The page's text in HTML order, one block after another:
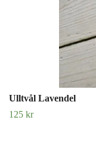
Ulltvål Lavendel
125 kr